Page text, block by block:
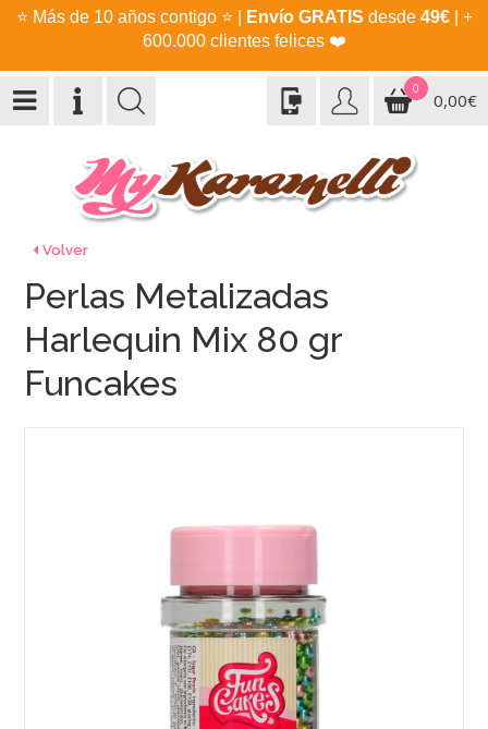
⭐ Más de 10 años contigo ⭐ Envío GRATIS desde 49€| +
600.000 clientes felices ❤️
0
0,00€
Volver
Perlas Metalizadas
Harlequin Mix 80 gr
Funcakes